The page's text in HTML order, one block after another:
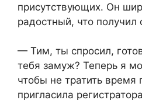
присутствующих. Он
радостный, что получил
— Тим, ты спросил,
тебя замуж? Теперь я
чтобы не тратить время
пригласила